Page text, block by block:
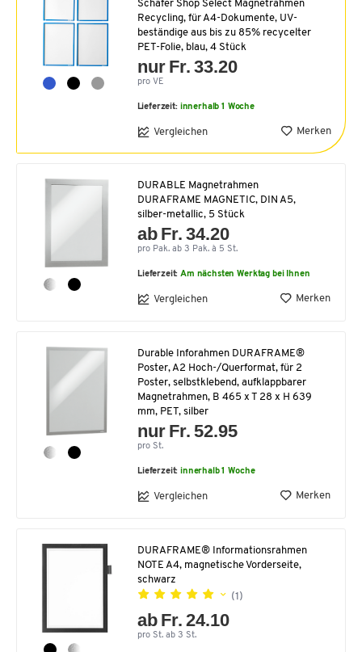
Schäfer Shop Select Magnetrahmen
Recycling, für A4-Dokumente, UV-
beständige aus bis zu 85% recycelter
PET-Folie, blau, 4 Stück
nur Fr. 33.20
pro VE
Lieferzeit: innerhalb 1 Woche
Vergleichen Merken
DURABLE Magnetrahmen
DURAFRAME MAGNETIC, DIN A5,
silber-metallic, 5 Stück
ab Fr. 34.20
pro Pak. ab 3 Pak. à 5 St.
Lieferzeit:Am nächsten Werktag bei Ihnen
Vergleichen Merken
Durable Inforahmen DURAFRAME®
Poster, A2 Hoch-/Querformat, für 2
Poster, selbstklebend, aufklappbarer
Magnetrahmen, B 465 x T 28 x H 639
mm, PET, silber
nur Fr. 52.95
pro St.
Lieferzeit:innerhalb 1 Woche
Vergleichen Merken
DURAFRAME® Informationsrahmen
NOTE A4, magnetische Vorderseite,
schwarz
(1)
ab Fr. 24.10
pro St. ab 3 St.